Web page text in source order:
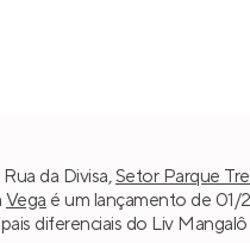
da Divisa,Setor Parque
Vega é um lançamento de 01/
diferenciais do Liv